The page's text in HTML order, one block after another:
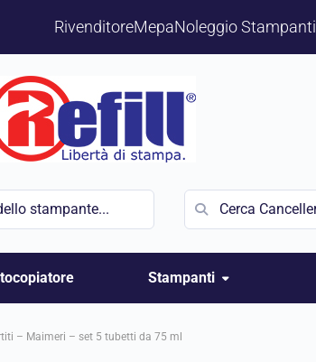
RivenditoreMepaNoleggio Stampanti
Stampanti
– Maimeri – set 5 tubetti da 75 ml